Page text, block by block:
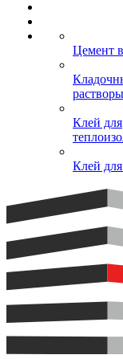
Цемент
растворы
Клей для
Клей